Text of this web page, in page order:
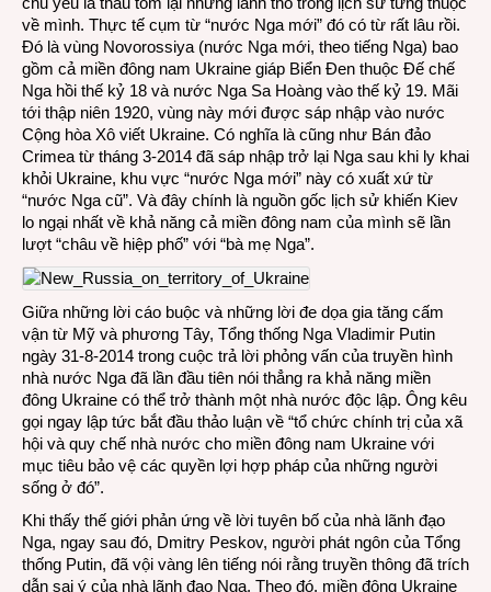
về mình. Thực tế cụm từ “nước Nga mới” đó có từ rất lâu rồi.
Đó là vùng Novorossiya (nước Nga mới, theo tiếng Nga) bao
gồm cả miền đông nam Ukraine giáp Biển Đen thuộc Đế chế
Nga hồi thế kỷ 18 và nước Nga Sa Hoàng vào thế kỷ 19. Mãi
tới thập niên 1920, vùng này mới được sáp nhập vào nước
Cộng hòa Xô viết Ukraine. Có nghĩa là cũng như Bán đảo
Crimea từ tháng 3-2014 đã sáp nhập trở lại Nga sau khi ly khai
khỏi Ukraine, khu vực “nước Nga mới” này có xuất xứ từ
“nước Nga cũ”. Và đây chính là nguồn gốc lịch sử khiến Kiev
lo ngại nhất về khả năng cả miền đông nam của mình sẽ lần
lượt “châu về hiệp phố” với “bà mẹ Nga”.
Giữa những lời cáo buộc và những lời đe dọa gia tăng cấm
vận từ Mỹ và phương Tây, Tổng thống Nga Vladimir Putin
ngày 31-8-2014 trong cuộc trả lời phỏng vấn của truyền hình
nhà nước Nga đã lần đầu tiên nói thẳng ra khả năng miền
đông Ukraine có thể trở thành một nhà nước độc lập. Ông kêu
gọi ngay lập tức bắt đầu thảo luận về “tổ chức chính trị của xã
hội và quy chế nhà nước cho miền đông nam Ukraine với
mục tiêu bảo vệ các quyền lợi hợp pháp của những người
sống ở đó”.
Khi thấy thế giới phản ứng về lời tuyên bố của nhà lãnh đạo
Nga, ngay sau đó, Dmitry Peskov, người phát ngôn của Tổng
thống Putin, đã vội vàng lên tiếng nói rằng truyền thông đã trích
dẫn sai ý của nhà lãnh đạo Nga. Theo đó, miền đông Ukraine